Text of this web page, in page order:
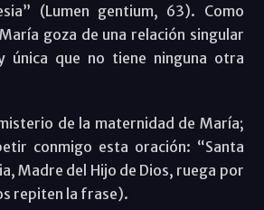
(Lumen gentium, 63). Como
goza de una relación singular
única que no tiene ninguna otra
de la maternidad de María;
conmigo esta oración: “Santa
Madre del Hijo de Dios, ruega por
repiten la frase).